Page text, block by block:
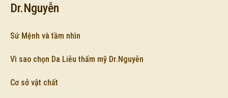
Dr.Nguyễn
Sứ Mệnh và tầm nhìn
Vì sao chọn Da Liễu thẩm mỹ Dr.Nguyễn
Cơ sở vật chất